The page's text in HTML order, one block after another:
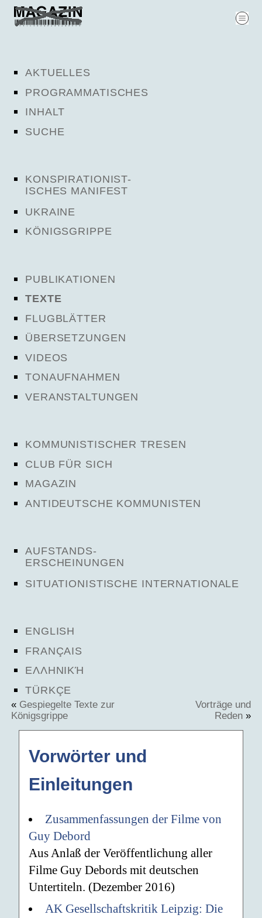
AKTUELLES
PROGRAMMATISCHES
INHALT
SUCHE
KONSPIRATIONIST-
ISCHES MANIFEST
UKRAINE
KÖNIGSGRIPPE
PUBLIKATIONEN
TEXTE
FLUGBLÄTTER
ÜBERSETZUNGEN
VIDEOS
TONAUFNAHMEN
VERANSTALTUNGEN
KOMMUNISTISCHER TRESEN
CLUB FÜR SICH
MAGAZIN
ANTIDEUTSCHE KOMMUNISTEN
AUFSTANDS-
ERSCHEINUNGEN
SITUATIONISTISCHE INTERNATIONALE
ENGLISH
FRANÇAIS
ΕΛΛΗΝΙΚΉ
TÜRKÇE
« Gespiegelte Texte zur
Königsgrippe
Vorträge und
Reden »
Vorwörter und
Einleitungen
Zusammenfassungen der Filme von
Guy Debord
Aus Anlaß der Veröffentlichung aller
Filme Guy Debords mit deutschen
Untertiteln. (Dezember 2016)
AK Gesellschaftskritik Leipzig: Die